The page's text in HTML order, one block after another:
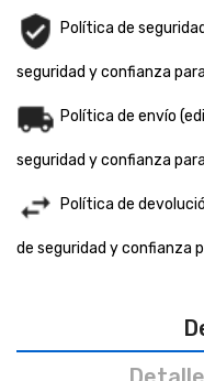
Política de
seguridad y confianza
Política de envío
seguridad y confianza
Política de
de seguridad y confianza